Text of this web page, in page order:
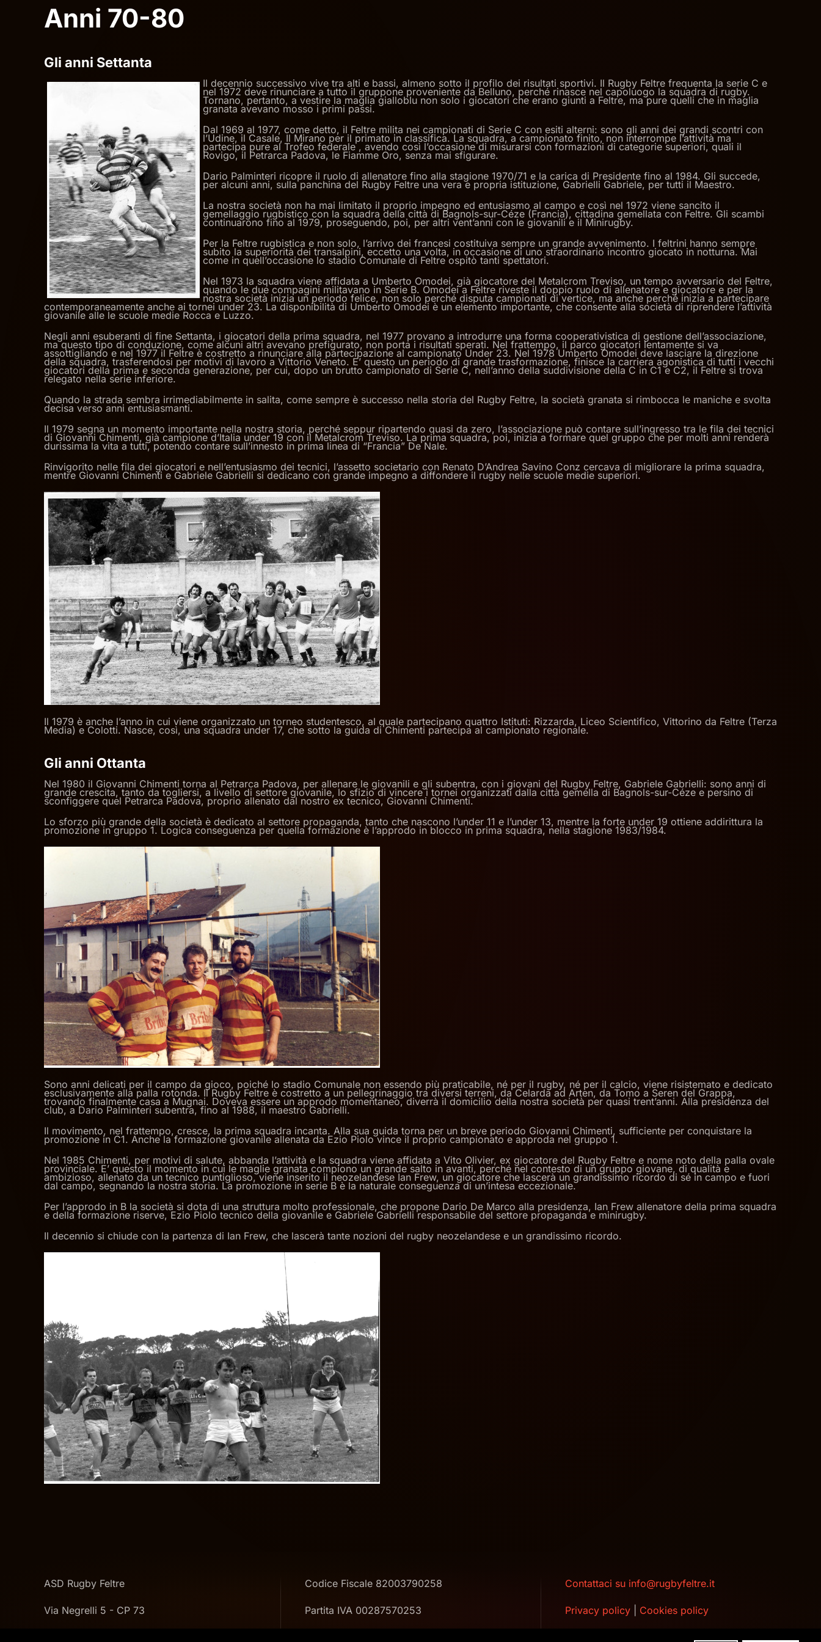
Anni 70-80
Gli anni Settanta
Il decennio successivo vive tra alti e bassi, almeno sotto il profilo dei risultati sportivi. Il Rugby Feltre frequenta la serie C e
nel 1972 deve rinunciare a tutto il gruppone proveniente da Belluno, perché rinasce nel capoluogo la squadra di rugby.
Tornano, pertanto, a vestire la maglia gialloblu non solo i giocatori che erano giunti a Feltre, ma pure quelli che in maglia
granata avevano mosso i primi passi.
Dal 1969 al 1977, come detto, il Feltre milita nei campionati di Serie C con esiti alterni: sono gli anni dei grandi scontri con
l’Udine, il Casale, Il Mirano per il primato in classifica. La squadra, a campionato finito, non interrompe l’attività ma
partecipa pure al Trofeo federale , avendo così l’occasione di misurarsi con formazioni di categorie superiori, quali il
Rovigo, il Petrarca Padova, le Fiamme Oro, senza mai sfigurare.
Dario Palminteri ricopre il ruolo di allenatore fino alla stagione 1970/71 e la carica di Presidente fino al 1984. Gli succede,
per alcuni anni, sulla panchina del Rugby Feltre una vera e propria istituzione, Gabrielli Gabriele, per tutti il Maestro.
La nostra società non ha mai limitato il proprio impegno ed entusiasmo al campo e così nel 1972 viene sancito il
gemellaggio rugbistico con la squadra della città di Bagnols-sur-Céze (Francia), cittadina gemellata con Feltre. Gli scambi
continuarono fino al 1979, proseguendo, poi, per altri vent’anni con le giovanili e il Minirugby.
Per la Feltre rugbistica e non solo, l’arrivo dei francesi costituiva sempre un grande avvenimento. I feltrini hanno sempre
subito la superiorità dei transalpini, eccetto una volta, in occasione di uno straordinario incontro giocato in notturna. Mai
come in quell’occasione lo stadio Comunale di Feltre ospitò tanti spettatori.
Nel 1973 la squadra viene affidata a Umberto Omodei, già giocatore del Metalcrom Treviso, un tempo avversario del Feltre,
quando le due compagini militavano in Serie B. Omodei a Feltre riveste il doppio ruolo di allenatore e giocatore e per la
nostra società inizia un periodo felice, non solo perché disputa campionati di vertice, ma anche perché inizia a partecipare
contemporaneamente anche ai tornei under 23. La disponibilità di Umberto Omodei è un elemento importante, che consente alla società di riprendere l’attività
giovanile alle le scuole medie Rocca e Luzzo.
Negli anni esuberanti di fine Settanta, i giocatori della prima squadra, nel 1977 provano a introdurre una forma cooperativistica di gestione dell’associazione,
ma questo tipo di conduzione, come alcuni altri avevano prefigurato, non porta i risultati sperati. Nel frattempo, il parco giocatori lentamente si va
assottigliando e nel 1977 il Feltre è costretto a rinunciare alla partecipazione al campionato Under 23. Nel 1978 Umberto Omodei deve lasciare la direzione
della squadra, trasferendosi per motivi di lavoro a Vittorio Veneto. E’ questo un periodo di grande trasformazione, finisce la carriera agonistica di tutti i vecchi
giocatori della prima e seconda generazione, per cui, dopo un brutto campionato di Serie C, nell’anno della suddivisione della C in C1 e C2, il Feltre si trova
relegato nella serie inferiore.
Quando la strada sembra irrimediabilmente in salita, come sempre è successo nella storia del Rugby Feltre, la società granata si rimbocca le maniche e svolta
decisa verso anni entusiasmanti.
Il 1979 segna un momento importante nella nostra storia, perché seppur ripartendo quasi da zero, l’associazione può contare sull’ingresso tra le fila dei tecnici
di Giovanni Chimenti, già campione d’Italia under 19 con il Metalcrom Treviso. La prima squadra, poi, inizia a formare quel gruppo che per molti anni renderà
durissima la vita a tutti, potendo contare sull’innesto in prima linea di “Francia” De Nale.
Rinvigorito nelle fila dei giocatori e nell’entusiasmo dei tecnici, l’assetto societario con Renato D’Andrea Savino Conz cercava di migliorare la prima squadra,
mentre Giovanni Chimenti e Gabriele Gabrielli si dedicano con grande impegno a diffondere il rugby nelle scuole medie superiori.
Il 1979 è anche l’anno in cui viene organizzato un torneo studentesco, al quale partecipano quattro Istituti: Rizzarda, Liceo Scientifico, Vittorino da Feltre (Terza
Media) e Colotti. Nasce, così, una squadra under 17, che sotto la guida di Chimenti partecipa al campionato regionale.
Gli anni Ottanta
Nel 1980 il Giovanni Chimenti torna al Petrarca Padova, per allenare le giovanili e gli subentra, con i giovani del Rugby Feltre, Gabriele Gabrielli: sono anni di
grande crescita, tanto da togliersi, a livello di settore giovanile, lo sfizio di vincere i tornei organizzati dalla città gemella di Bagnols-sur-Céze e persino di
sconfiggere quel Petrarca Padova, proprio allenato dal nostro ex tecnico, Giovanni Chimenti.
Lo sforzo più grande della società è dedicato al settore propaganda, tanto che nascono l’under 11 e l’under 13, mentre la forte under 19 ottiene addirittura la
promozione in gruppo 1. Logica conseguenza per quella formazione è l’approdo in blocco in prima squadra, nella stagione 1983/1984.
Sono anni delicati per il campo da gioco, poiché lo stadio Comunale non essendo più praticabile, né per il rugby, né per il calcio, viene risistemato e dedicato
esclusivamente alla palla rotonda. Il Rugby Feltre è costretto a un pellegrinaggio tra diversi terreni, da Celarda ad Arten, da Tomo a Seren del Grappa,
trovando finalmente casa a Mugnai. Doveva essere un approdo momentaneo, diverrà il domicilio della nostra società per quasi trent’anni. Alla presidenza del
club, a Dario Palminteri subentra, fino al 1988, il maestro Gabrielli.
Il movimento, nel frattempo, cresce, la prima squadra incanta. Alla sua guida torna per un breve periodo Giovanni Chimenti, sufficiente per conquistare la
promozione in C1. Anche la formazione giovanile allenata da Ezio Piolo vince il proprio campionato e approda nel gruppo 1.
Nel 1985 Chimenti, per motivi di salute, abbanda l’attività e la squadra viene affidata a Vito Olivier, ex giocatore del Rugby Feltre e nome noto della palla ovale
provinciale. E’ questo il momento in cui le maglie granata compiono un grande salto in avanti, perché nel contesto di un gruppo giovane, di qualità e
ambizioso, allenato da un tecnico puntiglioso, viene inserito il neozelandese Ian Frew, un giocatore che lascerà un grandissimo ricordo di sé in campo e fuori
dal campo, segnando la nostra storia. La promozione in serie B è la naturale conseguenza di un’intesa eccezionale.
Per l’approdo in B la società si dota di una struttura molto professionale, che propone Dario De Marco alla presidenza, Ian Frew allenatore della prima squadra
e della formazione riserve, Ezio Piolo tecnico della giovanile e Gabriele Gabrielli responsabile del settore propaganda e minirugby.
Il decennio si chiude con la partenza di Ian Frew, che lascerà tante nozioni del rugby neozelandese e un grandissimo ricordo.
ASD Rugby Feltre
Via Negrelli 5 - CP 73
Codice Fiscale 82003790258
Partita IVA 00287570253
Contattaci su info@rugbyfeltre.it
Privacy policy Cookies policy